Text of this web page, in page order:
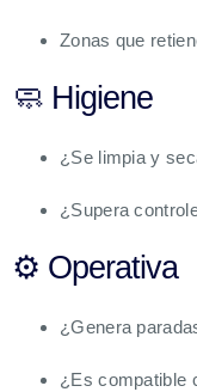
Zonas que
🧼 Higiene
¿Se limpia y
¿Supera
⚙ Operativa
¿Genera
¿Es compatible